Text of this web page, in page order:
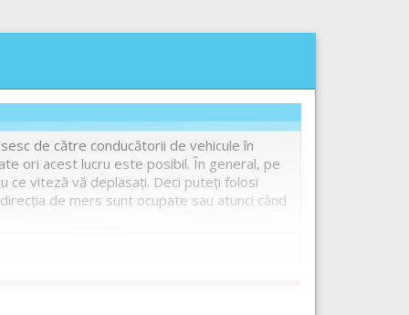
de către conducătorii de vehicule în
ori acest lucru este posibil. În general, pe
ce viteză vă deplasați. Deci puteţi folosi
de mers sunt ocupate sau atunci când